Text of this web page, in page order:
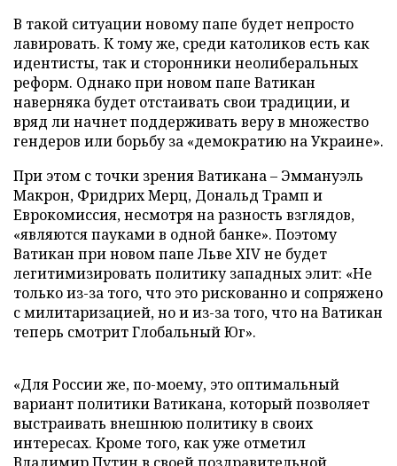
В такой ситуации новому папе будет непросто
лавировать. К тому же, среди католиков есть как
идентисты, так и сторонники неолиберальных
реформ. Однако при новом папе Ватикан
наверняка будет отстаивать свои традиции, и
вряд ли начнет поддерживать веру в множество
гендеров или борьбу за «демократию на Украине».
При этом с точки зрения Ватикана – Эммануэль
Макрон, Фридрих Мерц, Дональд Трамп и
Еврокомиссия, несмотря на разность взглядов,
«являются пауками в одной банке». Поэтому
Ватикан при новом папе Льве XIV не будет
легитимизировать политику западных элит: «Не
только из-за того, что это рискованно и сопряжено
с милитаризацией, но и из-за того, что на Ватикан
теперь смотрит Глобальный Юг».
«Для России же, по-моему, это оптимальный
вариант политики Ватикана, который позволяет
выстраивать внешнюю политику в своих
интересах. Кроме того, как уже отметил